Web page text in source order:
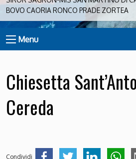
BOVO CAORIA RONCO PRADE ZORTEA
Menu
Chiesetta
Cereda
Condividi